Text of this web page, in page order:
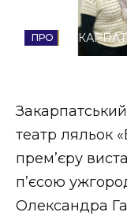
Стиль життя
Втрачений
театр ляльок
прем’єру
п’єсою
Олександра